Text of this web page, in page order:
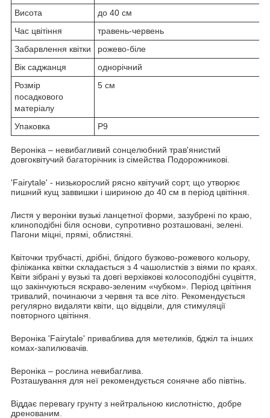
Висота
до 40 см
Час цвітіння
травень-червень
Забарвлення квітки
рожево-біле
Вік саджанця
однорічний
Розмір
посадкового
матеріалу
5 см
Упаковка P9
Вероніка – невибагливий сонцелюбний трав'янистий
довгоквітучий багаторічник із сімейства Подорожникові.
'Fairytale' - низькорослий рясно квітучий сорт, що утворює
пишний кущ заввишки і шириною до 40 см в період цвітіння.
Листя у вероніки вузькі ланцетної форми, зазубрені по краю,
клиноподібні біля основи, супротивно розташовані, зелені.
Пагони міцні, прямі, облистяні.
Квіточки трубчасті, дрібні, блідого бузково-рожевого кольору,
філіжанка квітки складається з 4 чашолистків з віями по краях.
Квіти зібрані у вузькі та довгі верхівкові колосоподібні суцвіття,
що закінчуються яскраво-зеленим «чубком». Період цвітіння
тривалий, починаючи з червня та все літо. Рекомендується
регулярно видаляти квіти, що відцвіли, для стимуляції
повторного цвітіння.
Вероніка 'Fairytale' приваблива для метеликів, бджіл та інших
комах-запилювачів.
Вероніка – рослина невибаглива.
Розташування для неї рекомендується сонячне або півтінь.
Віддає перевагу грунту з нейтральною кислотністю, добре
дренованим.